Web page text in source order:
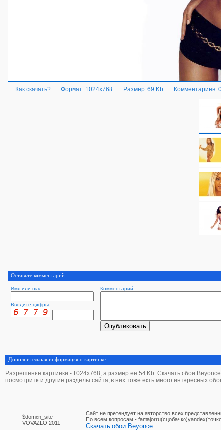
Как скачать? Формат: 1024x768 Размер: 69 Kb Комментариев: 0
Оставьте комментарий.
Имя или ник: Комментарий:
Введите цифры:
Дополнительная информация о картинке:
Разрешение картинки - 1024х768, а размер ее 54 Kb. Скачать обои Beyonce
посмотрите и другие разделы сайта, в них тоже есть много интересных
$domen_site
VOVAZLO 2011
Сайт не претендует на авторство всех
По вcем вопросам -
Скачать обои Beyonce.